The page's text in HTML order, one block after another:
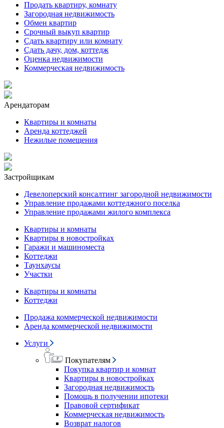
Продать квартиру, комнату
Загородная недвижимость
Обмен квартир
Срочный выкуп квартир
Сдать квартиру или комнату
Сдать дачу, дом, коттедж
Оценка недвижимости
Коммерческая недвижимость
Арендаторам
Квартиры и комнаты
Аренда коттеджей
Нежилые помещения
Застройщикам
Девелоперский консалтинг загородной недвижимости
Управление продажами коттеджного поселка
Управление продажами жилого комплекса
Квартиры и комнаты
Квартиры в новостройках
Гаражи и машиноместа
Коттеджи
Таунхаусы
Участки
Квартиры и комнаты
Коттеджи
Продажа коммерческой недвижимости
Аренда коммерческой недвижимости
Услуги
Покупателям
Покупка квартир и комнат
Квартиры в новостройках
Загородная недвижимость
Помощь в получении ипотеки
Правовой сертификат
Коммерческая недвижимость
Возврат налогов